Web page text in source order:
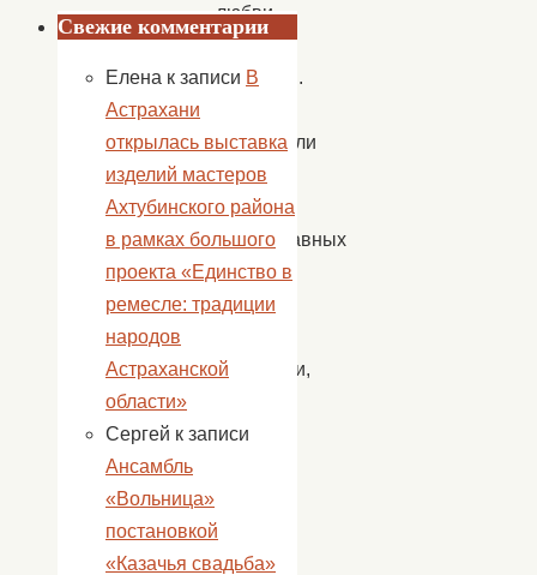
любви
и
верности.
рассказали
историю
о
православных
святых
Петре
Февронии,
честь
Росии
в
Свежие комментарии
Елена к записи В
Астрахани
открылась выставка
изделий мастеров
Ахтубинского района
в рамках большого
проекта «Единство в
ремесле: традиции
народов
Астраханской
области»
Сергей к записи
Ансамбль
«Вольница»
постановкой
«Казачья свадьба»